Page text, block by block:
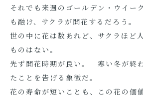
それでも来週のゴールデン・ウイー
も融け、サクラが開花するだろう。
世の中に花は数あれど、サクラほど
ものはない。
先ず開花時期が良い。 寒い冬が終
たことを告げる象徴だ。
花の寿命が短いことも、この花の価